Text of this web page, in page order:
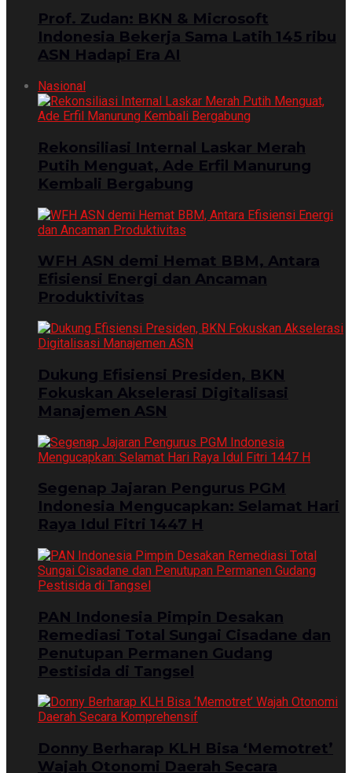
Prof. Zudan: BKN & Microsoft
Indonesia Bekerja Sama Latih 145 ribu
ASN Hadapi Era AI
Nasional
Rekonsiliasi Internal Laskar Merah
Putih Menguat, Ade Erfil Manurung
Kembali Bergabung
WFH ASN demi Hemat BBM, Antara
Efisiensi Energi dan Ancaman
Produktivitas
Dukung Efisiensi Presiden, BKN
Fokuskan Akselerasi Digitalisasi
Manajemen ASN
Segenap Jajaran Pengurus PGM
Indonesia Mengucapkan: Selamat Hari
Raya Idul Fitri 1447 H
PAN Indonesia Pimpin Desakan
Remediasi Total Sungai Cisadane dan
Penutupan Permanen Gudang
Pestisida di Tangsel
Donny Berharap KLH Bisa ‘Memotret’
Wajah Otonomi Daerah Secara